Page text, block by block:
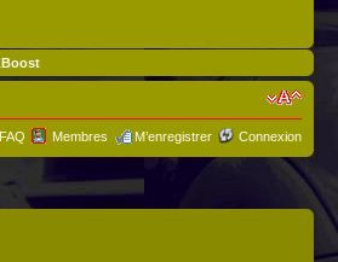
FAQ Membres M’enregistrer Connexion